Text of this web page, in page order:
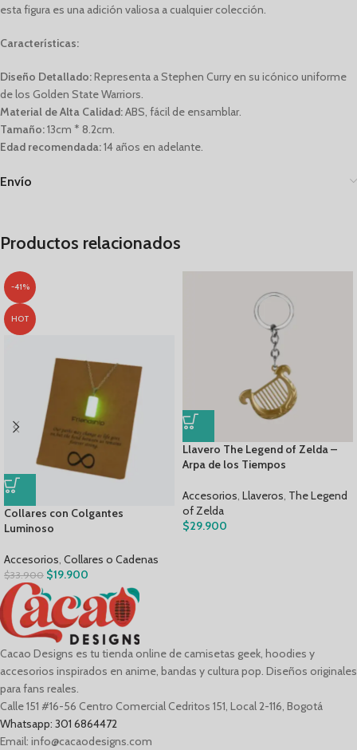
esta figura es una adición valiosa a cualquier colección.
Características:
Diseño Detallado:Representa a Stephen Curry en su icónico uniforme
de los Golden State Warriors.
Material de Alta Calidad:ABS, fácil de ensamblar.
Tamaño:13cm * 8.2cm.
Edad recomendada:14 años en adelante.
Envío
Productos relacionados
-41%
HOT
Collares con Colgantes
Luminoso
Accesorios, Collares o Cadenas
$33.900 $19.900
Llavero The Legend of Zelda –
Arpa de los Tiempos
Accesorios, Llaveros, The Legend
of Zelda
$29.900
Cacao Designs es tu tienda online de camisetas geek, hoodies y
accesorios inspirados en anime, bandas y cultura pop. Diseños originales
para fans reales.
Calle 151 #16-56 Centro Comercial Cedritos 151, Local 2-116, Bogotá
Whatsapp: 301 6864472
Email: info@cacaodesigns.com